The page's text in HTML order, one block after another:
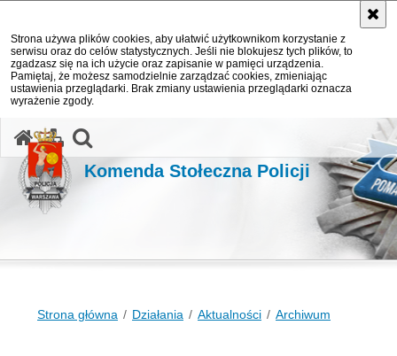
Strona używa plików cookies, aby ułatwić użytkownikom korzystanie z
serwisu oraz do celów statystycznych. Jeśli nie blokujesz tych plików, to
zgadzasz się na ich użycie oraz zapisanie w pamięci urządzenia.
Pamiętaj, że możesz samodzielnie zarządzać cookies, zmieniając
ustawienia przeglądarki. Brak zmiany ustawienia przeglądarki oznacza
wyrażenie zgody.
Komenda Stołeczna Policji
Strona główna Działania Aktualności Archiwum